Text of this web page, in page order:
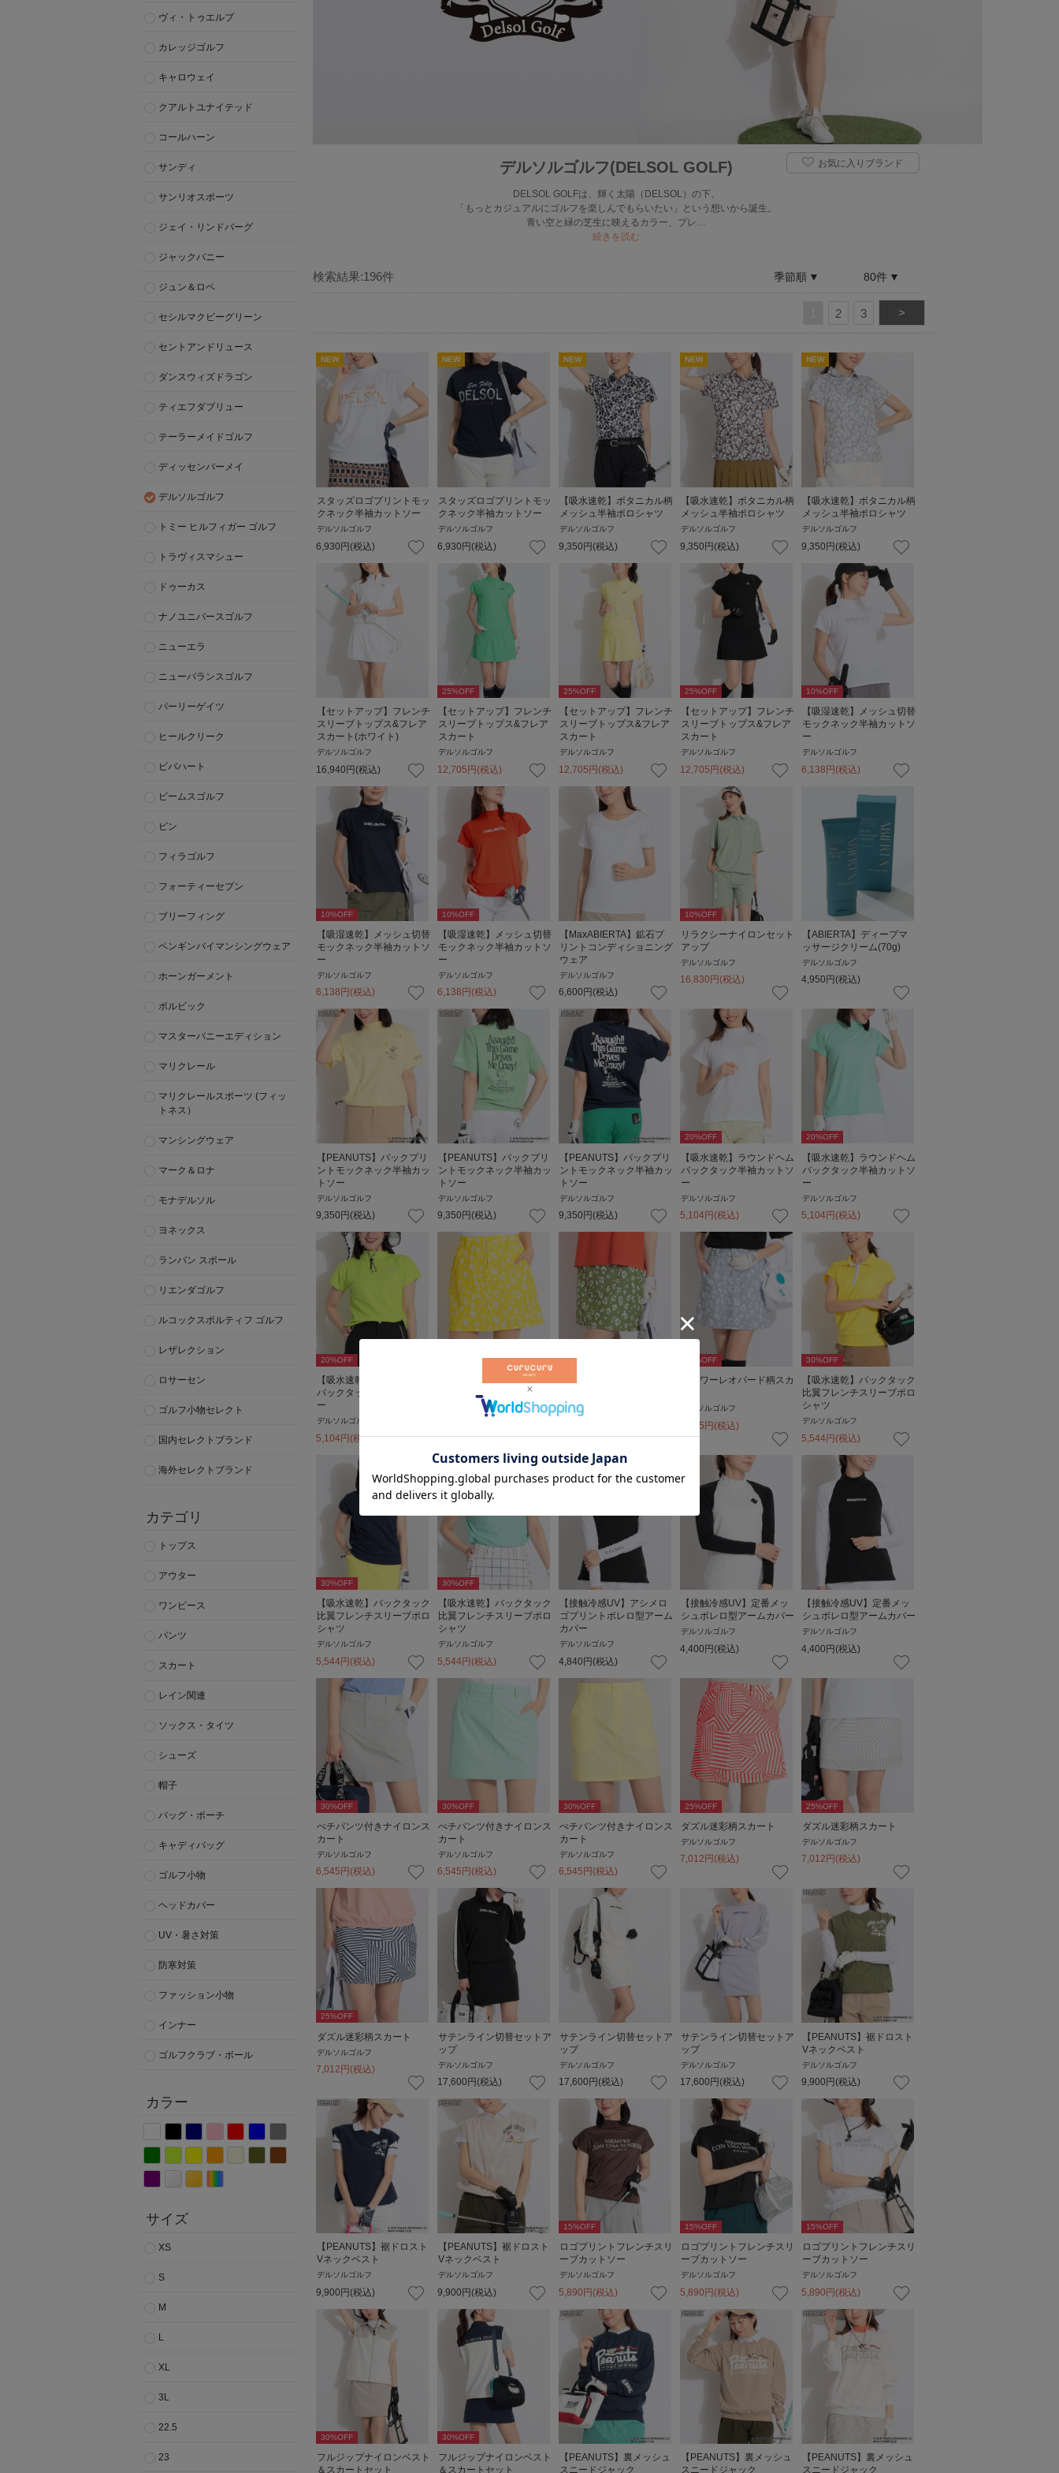
ヴィ・トゥエルブ
カレッジゴルフ
キャロウェイ
クアルトユナイテッド
コールハーン
サンディ
サンリオスポーツ
ジェイ・リンドバーグ
ジャックバニー
ジュン＆ロペ
セシルマクビーグリーン
セントアンドリュース
ダンスウィズドラゴン
ティエフダブリュー
テーラーメイドゴルフ
ディッセンバーメイ
デルソルゴルフ
トミー ヒルフィガー ゴルフ
トラヴィスマシュー
ドゥーカス
ナノユニバースゴルフ
ニューエラ
ニューバランスゴルフ
パーリーゲイツ
ヒールクリーク
ビバハート
ビームスゴルフ
ピン
フィラゴルフ
フォーティーセブン
ブリーフィング
ペンギンバイマンシングウェア
ホーンガーメント
ボルビック
マスターバニーエディション
マリクレール
マリクレールスポーツ (フィッ
トネス）
マンシングウェア
マーク＆ロナ
モナデルソル
ヨネックス
ランバン スポール
リエンダゴルフ
ルコックスポルティフ ゴルフ
レザレクション
ロサーセン
ゴルフ小物セレクト
国内セレクトブランド
海外セレクトブランド
カテゴリ
トップス
アウター
ワンピース
パンツ
スカート
レイン関連
ソックス・タイツ
シューズ
帽子
バッグ・ポーチ
キャディバッグ
ゴルフ小物
ヘッドカバー
UV・暑さ対策
防寒対策
ファッション小物
インナー
ゴルフクラブ・ボール
カラー
サイズ
XS
S
M
L
XL
3L
22.5
23
デルソルゴルフ(DELSOL GOLF) お気に入りブランド
DELSOL GOLFは、輝く太陽（DELSOL）の下、
「もっとカジュアルにゴルフを楽しんでもらいたい」という想いから誕生。
青い空と緑の芝生に映えるカラー、プレ…
続きを読む
検索結果:196件 季節順 80件
2 3 >
NEW
スタッズロゴプリントモッ
クネック半袖カットソー
デルソルゴルフ
6,930円(税込)
NEW
スタッズロゴプリントモッ
クネック半袖カットソー
デルソルゴルフ
6,930円(税込)
NEW
【吸水速乾】ボタニカル柄
メッシュ半袖ポロシャツ
デルソルゴルフ
9,350円(税込)
NEW
【吸水速乾】ボタニカル柄
メッシュ半袖ポロシャツ
デルソルゴルフ
9,350円(税込)
NEW
【吸水速乾】ボタニカル柄
メッシュ半袖ポロシャツ
デルソルゴルフ
9,350円(税込)
【セットアップ】フレンチ
スリーブトップス&フレア
スカート(ホワイト)
デルソルゴルフ
16,940円(税込)
25%OFF
【セットアップ】フレンチ
スリーブトップス&フレア
スカート
デルソルゴルフ
12,705円(税込)
25%OFF
【セットアップ】フレンチ
スリーブトップス&フレア
スカート
デルソルゴルフ
12,705円(税込)
25%OFF
【セットアップ】フレンチ
スリーブトップス&フレア
スカート
デルソルゴルフ
12,705円(税込)
10%OFF
【吸湿速乾】メッシュ切替
モックネック半袖カットソ
ー
デルソルゴルフ
6,138円(税込)
10%OFF
【吸湿速乾】メッシュ切替
モックネック半袖カットソ
ー
デルソルゴルフ
6,138 円 (税込)
10%OFF
【吸湿速乾】メッシュ切替
モックネック半袖カットソ
ー
デルソルゴルフ
6,138 円 (税込)
【MaxABIERTA】鉱石プ
リントコンディショニング
ウェア
デルソルゴルフ
6,600 円(税込)
10%OFF
リラクシーナイロンセット
アップ
デルソルゴルフ
16,830 円 (税込)
【ABIERTA】ディープマ
ッサージクリーム(70g)
デルソルゴルフ
4,950 円(税込)
【PEANUTS】バックプリ
ントモックネック半袖カッ
トソー
デルソルゴルフ
9,350 円(税込)
【PEANUTS】バックプリ
ントモックネック半袖カッ
トソー
デルソルゴルフ
9,350 円(税込)
【PEANUTS】バックプリ
ントモックネック半袖カッ
トソー
デルソルゴルフ
9,350 円(税込)
20%OFF
【吸水速乾】ラウンドヘム
バックタック半袖カットソ
ー
デルソルゴルフ
5,104円 (税込)
20%OFF
【吸水速乾】ラウンドヘム
バックタック半袖カットソ
ー
デルソルゴルフ
5,104円 (税込)
20%OFF
【吸水速乾】ラウンドヘム
バックタック半袖カットソ
ー
デルソルゴルフ
5,104円(税込)
デルソルゴルフ
30%OFF
デルソルゴルフ
%OFF
フラワーレオパード柄スカ
デルソルゴルフ
6,545円(税込)
30%OFF
【吸水速乾】バックタック
比翼フレンチスリーブポロ
シャツ
デルソルゴルフ
5,544円(税込)
30%OFF
【吸水速乾】バックタック
比翼フレンチスリーブポロ
シャツ
デルソルゴルフ
5,544円(税込)
30%OFF
【吸水速乾】バックタック
比翼フレンチスリーブポロ
シャツ
デルソルゴルフ
5,544円(税込)
【接触冷感UV】アシメロ
ゴプリントボレロ型アーム
カバー
デルソルゴルフ
4,840円(税込)
【接触冷感UV】定番メッ
シュボレロ型アームカバー
デルソルゴルフ
4,400円(税込)
【接触冷感UV】定番メッ
シュボレロ型アームカバー
デルソルゴルフ
4,400円(税込)
30%OFF
ぺチパンツ付きナイロンス
カート
デルソルゴルフ
6,545 円 (税込)
30%OFF
ぺチパンツ付きナイロンス
カート
デルソルゴルフ
6,545 円 (税込)
30%OFF
ぺチパンツ付きナイロンス
カート
デルソルゴルフ
6,545 円 (税込)
25%OFF
ダズル迷彩柄スカート
デルソルゴルフ
7,012 円 (税込)
25%OFF
ダズル迷彩柄スカート
デルソルゴルフ
7,012 円 (税込)
25%OFF
ダズル迷彩柄スカート
デルソルゴルフ
7,012 円 (税込)
サテンライン切替セットア
ップ
デルソルゴルフ
17,600 円(税込)
サテンライン切替セットア
ップ
デルソルゴルフ
17,600 円(税込)
サテンライン切替セットア
ップ
デルソルゴルフ
17,600 円(税込)
【PEANUTS】裾ドロスト
Vネックベスト
デルソルゴルフ
9,900 円(税込)
【PEANUTS】裾ドロスト
Vネックベスト
デルソルゴルフ
9,900円(税込)
【PEANUTS】裾ドロスト
Vネックベスト
デルソルゴルフ
9,900円(税込)
15%OFF
ロゴプリントフレンチスリ
ーブカットソー
デルソルゴルフ
5,890円(税込)
15%OFF
ロゴプリントフレンチスリ
ーブカットソー
デルソルゴルフ
5,890円(税込)
15%OFF
ロゴプリントフレンチスリ
ーブカットソー
デルソルゴルフ
5,890円(税込)
30%OFF
フルジップナイロンベスト
＆スカートセット
30%OFF
フルジップナイロンベスト
＆スカートセット
【PEANUTS】裏メッシュ
スニードジャック
【PEANUTS】裏メッシュ
スニードジャック
【PEANUTS】裏メッシュ
スニードジャック